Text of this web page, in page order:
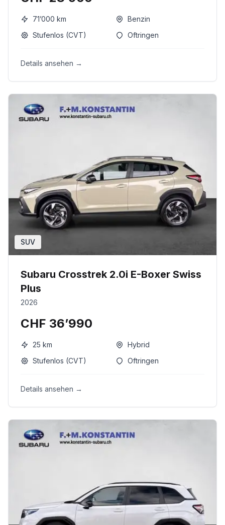
71’000 km
Benzin
Stufenlos (CVT)
Oftringen
Details ansehen →
SUV
Subaru Crosstrek 2.0i E-Boxer Swiss
Plus
2026
CHF 36’990
25 km
Hybrid
Stufenlos (CVT)
Oftringen
Details ansehen →